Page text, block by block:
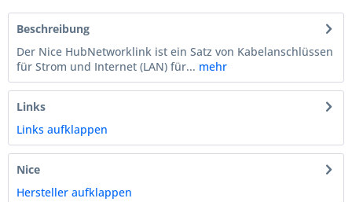
Beschreibung
Der Nice HubNetworklink ist ein Satz von Kabelanschlüssen
für Strom und Internet (LAN) für... mehr
Links
Links aufklappen
Nice
Hersteller aufklappen